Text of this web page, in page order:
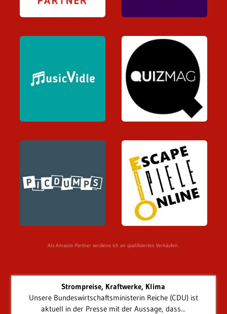
Als Amazon-Partner verdiene ich an qualifizierten Verkäufen.
Strompreise, Kraftwerke, Klima
Unsere Bundeswirtschaftsministerin Reiche (CDU) ist
aktuell in der Presse mit der Aussage, dass...